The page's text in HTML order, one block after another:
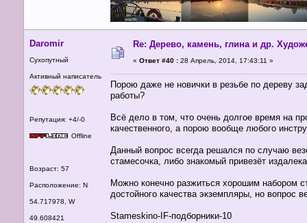
Daromir
Сухопутный
Активный написатель
Репутация: +4/-0
Offline
Возраст: 57
Расположение: N
54.717978, W
49.608421
Re: Дерево, камень, глина и др.
« Ответ #40 : 28 Апрель, 2014, 17:43:11 »
Порою даже не новички в резьбе по дереву
работы?
Всё дело в том, что очень долгое время на
качественного, а порою вообще любого
Данный вопрос всегда решался по случаю
стамесочка, либо знакомый привезёт
Можно конечно разжиться хорошим набором
достойного качества экземпляры, но вопрос
Stameskino-IF-подборники-10